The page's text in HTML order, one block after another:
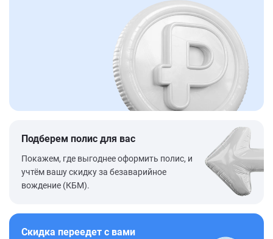
Подберем полис для вас
Покажем, где выгоднее оформить полис, и
учтём вашу скидку за безаварийное
вождение (КБМ).
Скидка переедет с вами